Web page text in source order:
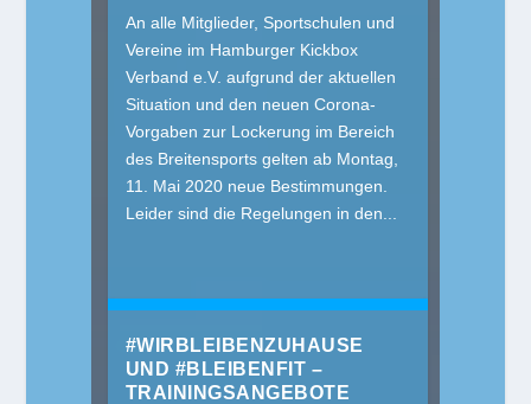
An alle Mitglieder, Sportschulen und
Vereine im Hamburger Kickbox
Verband e.V. aufgrund der aktuellen
Situation und den neuen Corona-
Vorgaben zur Lockerung im Bereich
des Breitensports gelten ab Montag,
11. Mai 2020 neue Bestimmungen.
Leider sind die Regelungen in den...
#WIRBLEIBENZUHAUSE
UND #BLEIBENFIT –
TRAININGSANGEBOTE